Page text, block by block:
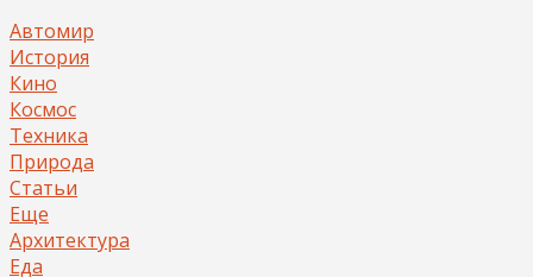
Автомир
История
Кино
Космос
Техника
Природа
Статьи
Еще
Архитектура
Еда